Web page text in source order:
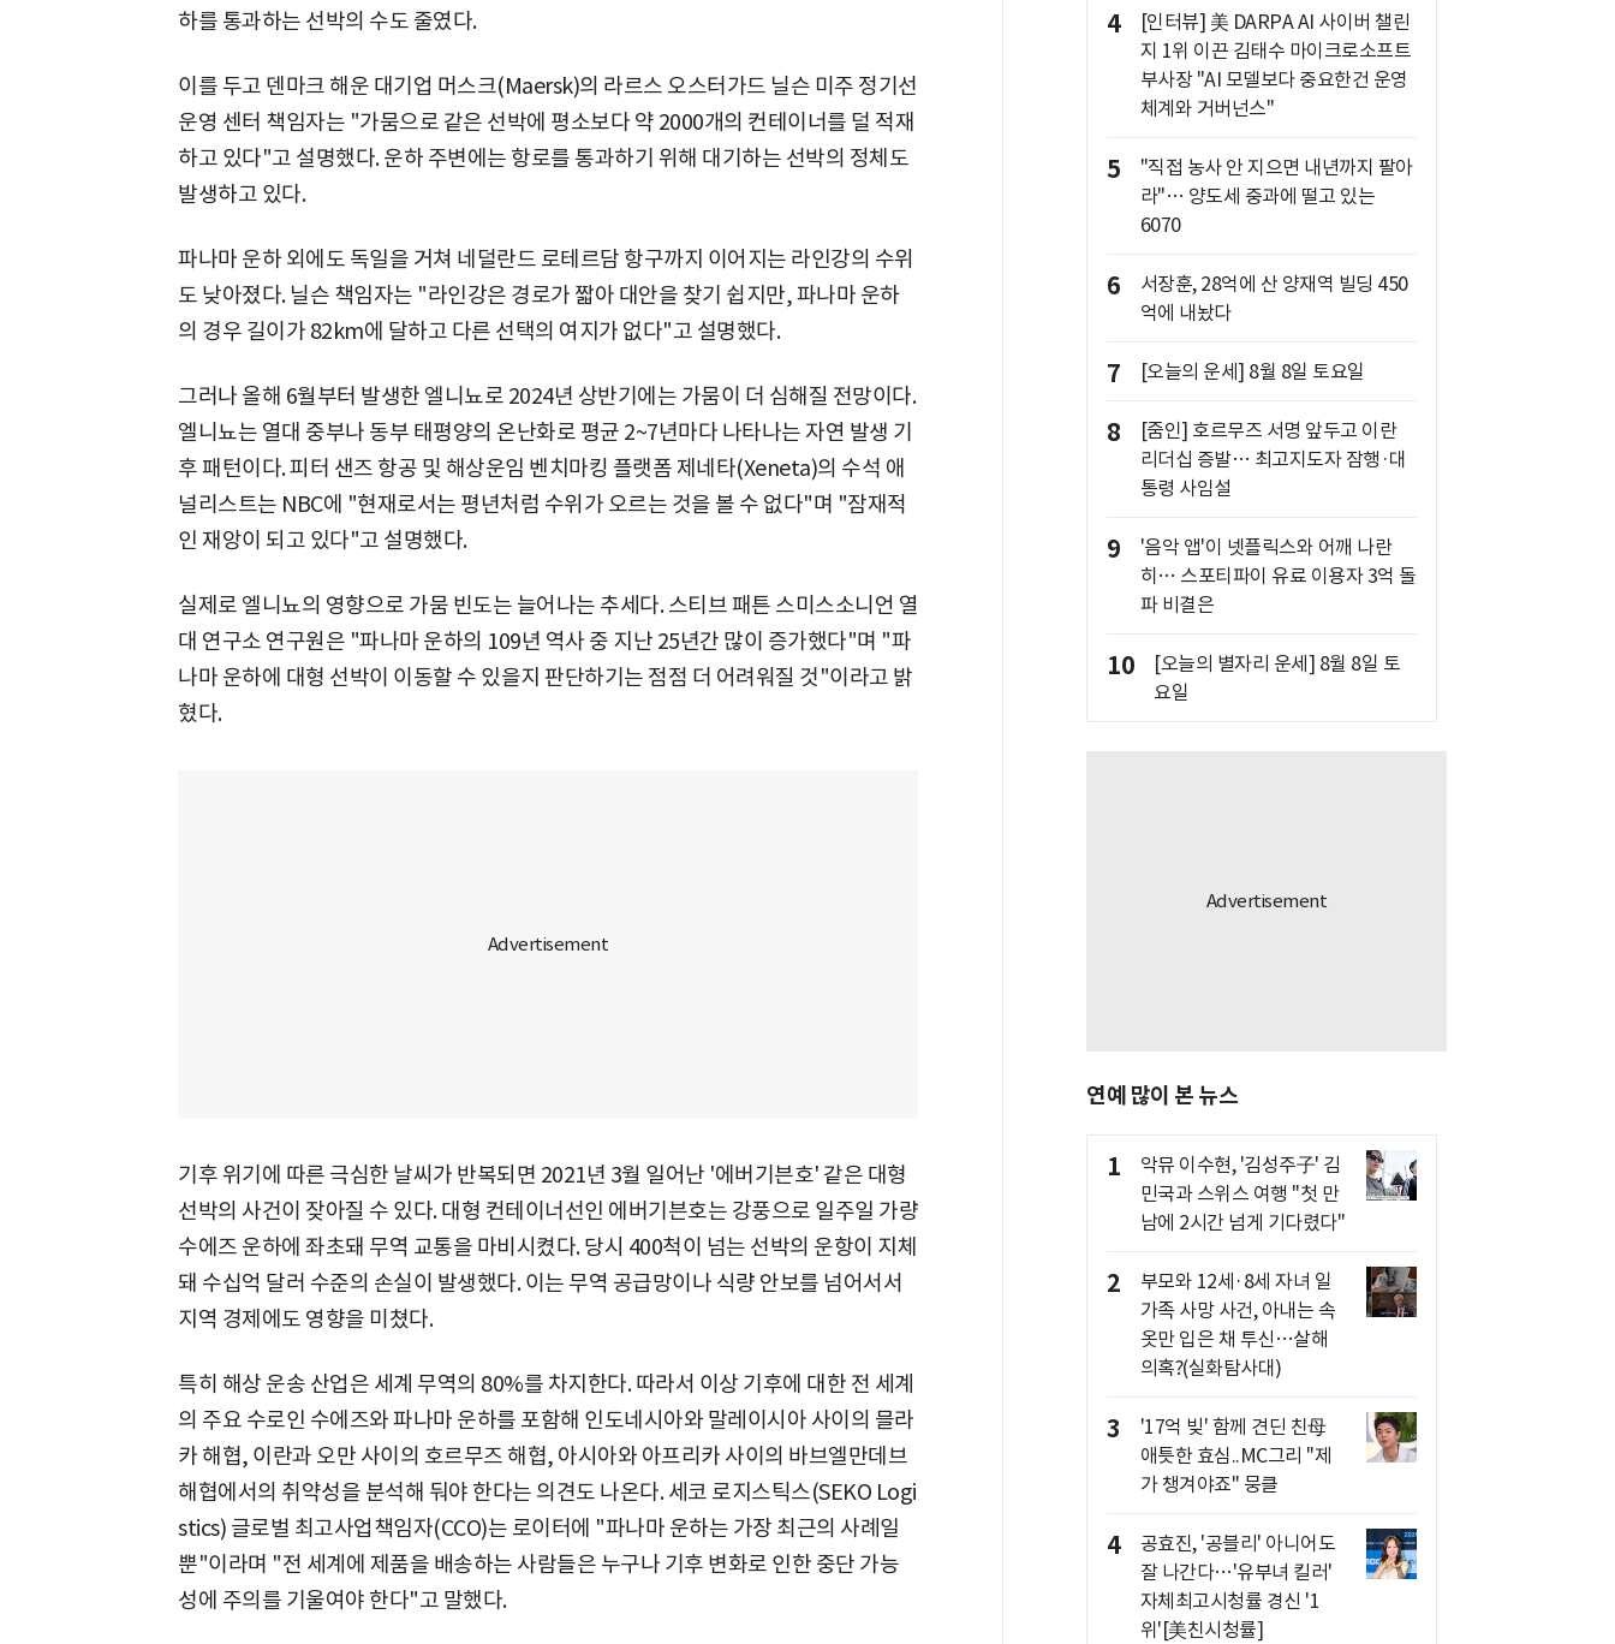
하를 통과하는 선박의 수도 줄였다.
이를 두고 덴마크 해운 대기업 머스크(Maersk)의 라르스 오스터가드 닐슨 미주 정기선
운영 센터 책임자는 "가뭄으로 같은 선박에 평소보다 약 2000개의 컨테이너를 덜 적재
하고 있다"고 설명했다. 운하 주변에는 항로를 통과하기 위해 대기하는 선박의 정체도
발생하고 있다.
파나마 운하 외에도 독일을 거쳐 네덜란드 로테르담 항구까지 이어지는 라인강의 수위
도 낮아졌다. 닐슨 책임자는 "라인강은 경로가 짧아 대안을 찾기 쉽지만, 파나마 운하
의 경우 길이가 82km에 달하고 다른 선택의 여지가 없다"고 설명했다.
그러나 올해 6월부터 발생한 엘니뇨로 2024년 상반기에는 가뭄이 더 심해질 전망이다.
엘니뇨는 열대 중부나 동부 태평양의 온난화로 평균 2~7년마다 나타나는 자연 발생 기
후 패턴이다. 피터 샌즈 항공 및 해상운임 벤치마킹 플랫폼 제네타(Xeneta)의 수석 애
널리스트는 NBC에 "현재로서는 평년처럼 수위가 오르는 것을 볼 수 없다"며 "잠재적
인 재앙이 되고 있다"고 설명했다.
실제로 엘니뇨의 영향으로 가뭄 빈도는 늘어나는 추세다. 스티브 패튼 스미스소니언 열
대 연구소 연구원은 "파나마 운하의 109년 역사 중 지난 25년간 많이 증가했다"며 "파
나마 운하에 대형 선박이 이동할 수 있을지 판단하기는 점점 더 어려워질 것"이라고 밝
혔다.
기후 위기에 따른 극심한 날씨가 반복되면 2021년 3월 일어난 '에버기븐호' 같은 대형
선박의 사건이 잦아질 수 있다. 대형 컨테이너선인 에버기븐호는 강풍으로 일주일 가량
수에즈 운하에 좌초돼 무역 교통을 마비시켰다. 당시 400척이 넘는 선박의 운항이 지체
돼 수십억 달러 수준의 손실이 발생했다. 이는 무역 공급망이나 식량 안보를 넘어서서
지역 경제에도 영향을 미쳤다.
특히 해상 운송 산업은 세계 무역의 80%를 차지한다. 따라서 이상 기후에 대한 전 세계
의 주요 수로인 수에즈와 파나마 운하를 포함해 인도네시아와 말레이시아 사이의 믈라
카 해협, 이란과 오만 사이의 호르무즈 해협, 아시아와 아프리카 사이의 바브엘만데브
해협에서의 취약성을 분석해 둬야 한다는 의견도 나온다. 세코 로지스틱스(SEKO Logi
stics) 글로벌 최고사업책임자(CCO)는 로이터에 "파나마 운하는 가장 최근의 사례일
뿐"이라며 "전 세계에 제품을 배송하는 사람들은 누구나 기후 변화로 인한 중단 가능
성에 주의를 기울여야 한다"고 말했다.
4
[인터뷰] 美 DARPA AI 사이버 챌린
지 1위 이끈 김태수 마이크로소프트
부사장 "AI 모델보다 중요한건 운영
체계와 거버넌스"
5
"직접 농사 안 지으면 내년까지 팔아
라"… 양도세 중과에 떨고 있는
6070
6
서장훈, 28억에 산 양재역 빌딩 450
억에 내놨다
7 [오늘의 운세] 8월 8일 토요일
8
[줌인] 호르무즈 서명 앞두고 이란
리더십 증발… 최고지도자 잠행·대
통령 사임설
9
'음악 앱'이 넷플릭스와 어깨 나란
히… 스포티파이 유료 이용자 3억 돌
파 비결은
10
[오늘의 별자리 운세] 8월 8일 토
요일
연예 많이 본 뉴스
1
악뮤 이수현, '김성주子' 김
민국과 스위스 여행 "첫 만
남에 2시간 넘게 기다렸다"
2
부모와 12세·8세 자녀 일
가족 사망 사건, 아내는 속
옷만 입은 채 투신…살해
의혹?(실화탐사대)
3
'17억 빚' 함께 견딘 친母
애틋한 효심..MC그리 "제
가 챙겨야죠" 뭉클
4
공효진, '공블리' 아니어도
잘 나간다…'유부녀 킬러'
자체최고시청률 경신 '1
위'[美친시청률]